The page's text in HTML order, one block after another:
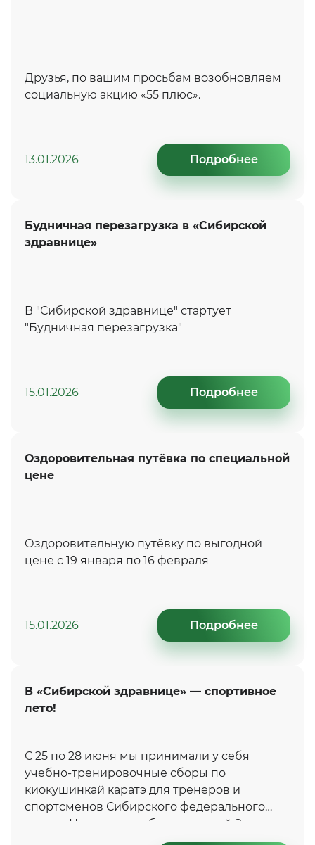
Друзья, по вашим просьбам возобновляем
социальную акцию «55 плюс».
13.01.2026 Подробнее
Будничная перезагрузка в «Сибирской
здравнице»
В "Сибирской здравнице" стартует
"Будничная перезагрузка"
15.01.2026 Подробнее
Оздоровительная путёвка по специальной
цене
Оздоровительную путёвку по выгодной
цене с 19 января по 16 февраля
15.01.2026 Подробнее
В «Сибирской здравнице» — спортивное
лето!
С 25 по 28 июня мы принимали у себя
учебно-тренировочные сборы по
киокушинкай каратэ для тренеров и
спортсменов Сибирского федерального
округа. Наставники сборов: сенсей Зарва
И.А. и семпай Горюшкин Д. К. — чемпион